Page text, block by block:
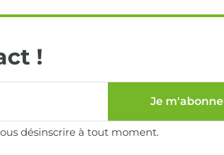
!
Je m'abonne
désinscrire à tout moment.